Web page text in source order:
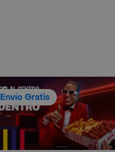
Envío Gratis